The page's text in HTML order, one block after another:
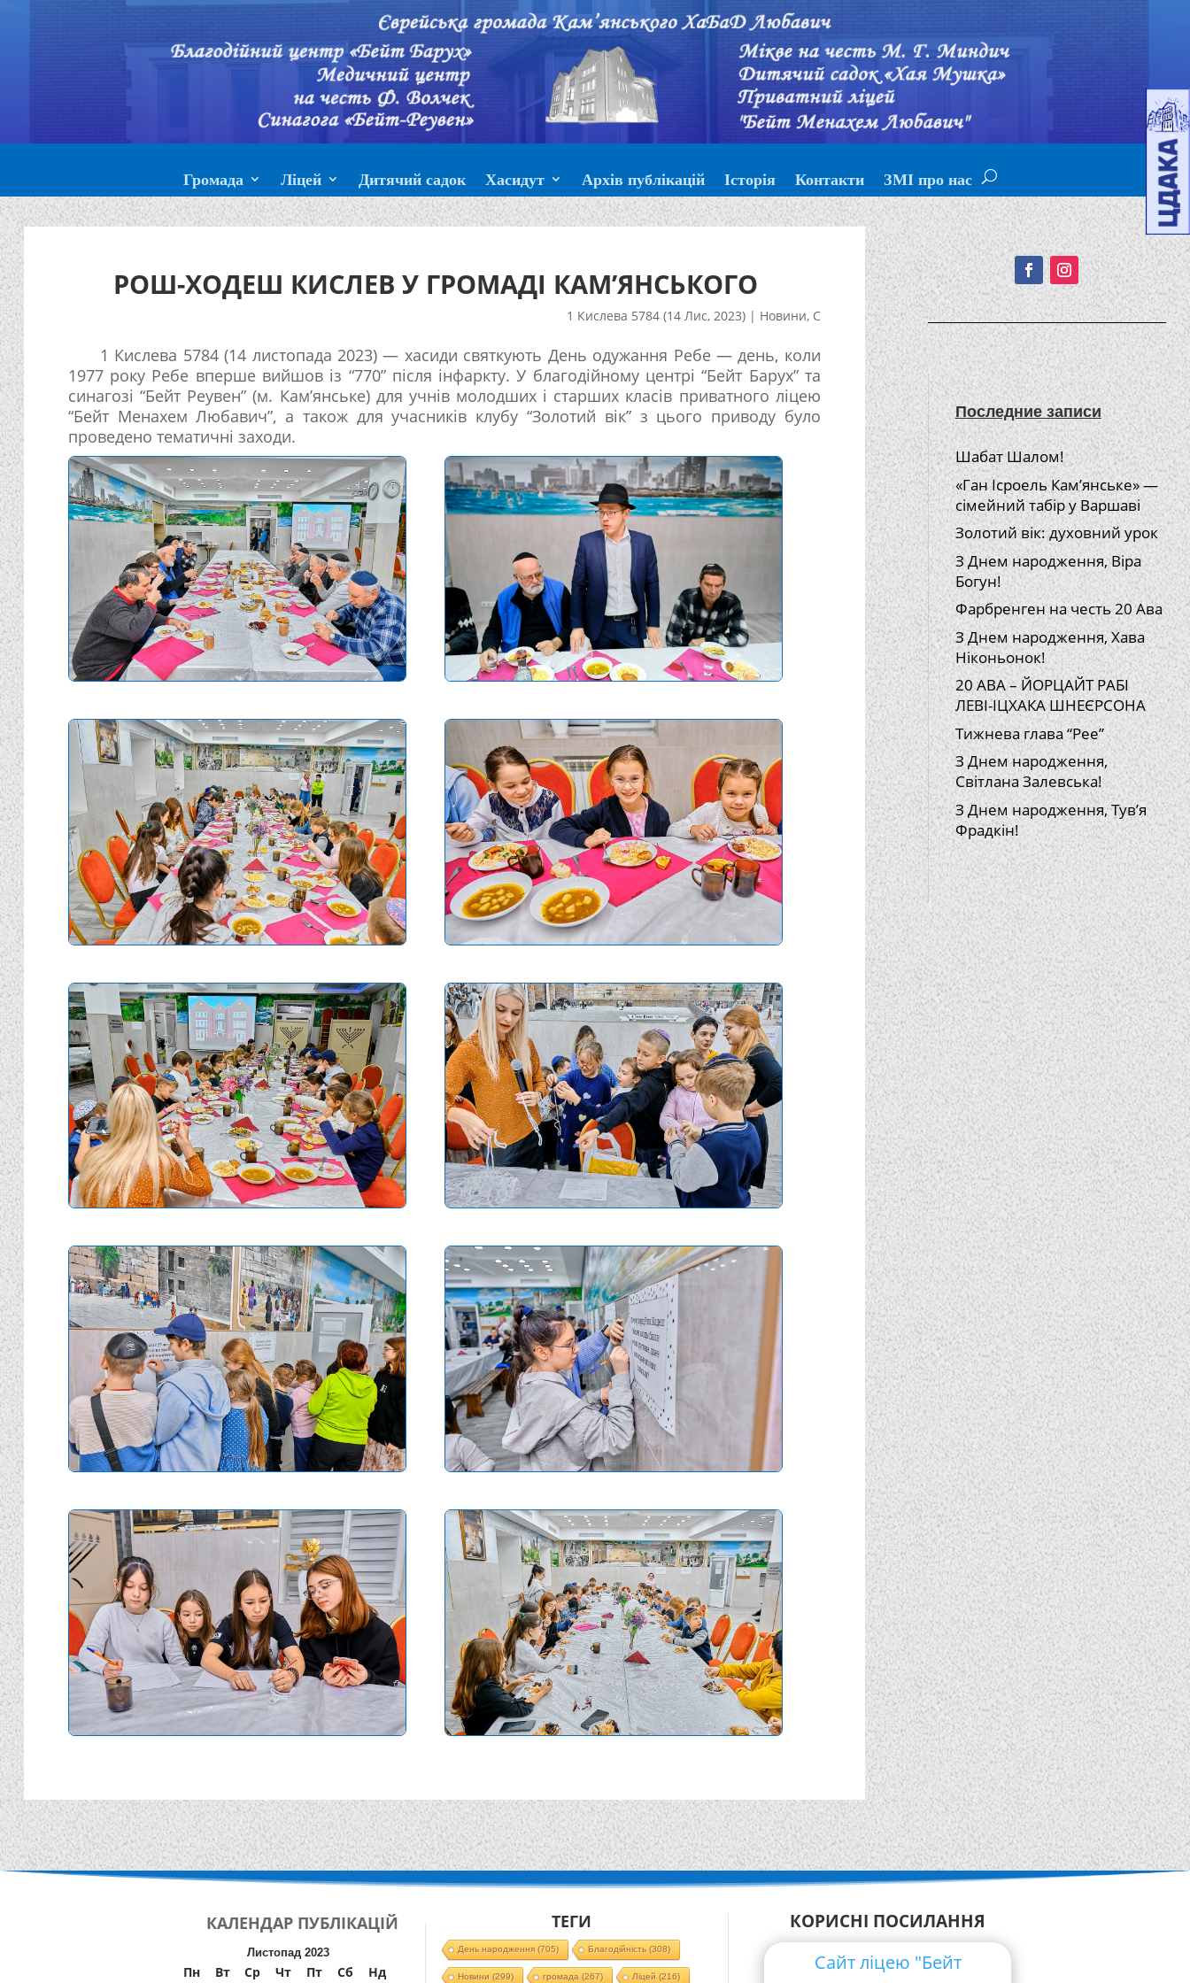
Громада Ліцей Дитячий садок Хасидут Архів публікацій Історія Контакти ЗМІ про нас
РОШ-ХОДЕШ КИСЛЕВ У ГРОМАДІ КАМ’ЯНСЬКОГО
1 Кислева 5784 (14 Лис, 2023)| Новини, С
1 Кислева 5784 (14 листопада 2023) — хасиди святкують День одужання Ребе — день, коли
1977 року Ребе вперше вийшов із “770” після інфаркту. У благодійному центрі “Бейт Барух” та
синагозі “Бейт Реувен” (м. Кам’янське) для учнів молодших і старших класів приватного ліцею
“Бейт Менахем Любавич”, а також для учасників клубу “Золотий вік” з цього приводу було
проведено тематичні заходи.
Подписывайтесь!
Последние записи
Шабат Шалом!
«Ган Ісроель Кам’янське» —
сімейний табір у Варшаві
Золотий вік: духовний урок
З Днем народження, Віра
Богун!
Фарбренген на честь 20 Ава
З Днем народження, Хава
Ніконьонок!
20 АВА – ЙОРЦАЙТ РАБІ
ЛЕВІ-ІЦХАКА ШНЕЄРСОНА
Тижнева глава “Рее”
З Днем народження,
Світлана Залевська!
З Днем народження, Тув’я
Фрадкін!
КАЛЕНДАР ПУБЛІКАЦІЙ
Листопад 2023
Пн Вт Ср Чт Пт Сб Нд
ТЕГИ
День народження(705) Благодійність(308)
Новини (299) громада (267) Ліцей (216)
КОРИСНІ ПОСИЛАННЯ
Сайт ліцею "Бейт